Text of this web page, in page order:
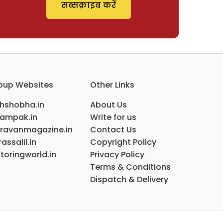
सब्सक्राइब करें
Websites
Other Links
About Us
Write for us
Contact Us
Copyright Policy
Privacy Policy
Terms & Conditions
Dispatch & Delivery